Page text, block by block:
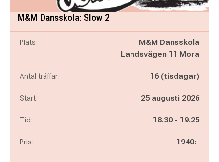
M&M Dansskola: Slow 2
Plats:
M&M Dansskola
Landsvägen 11 Mora
Antal träffar: 16 (tisdagar)
Start: 25 augusti 2026
Tid: Pågår mellan
18.30 - och
19.25
Pris: 1940:-